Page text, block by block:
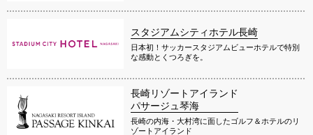
スタジアムシティホテル長崎
日本初！サッカースタジアムビューホテルで特別
な感動とくつろぎを。
長崎リゾートアイランド
パサージュ琴海
長崎の内海・大村湾に面したゴルフ＆ホテルのリ
ゾートアイランド